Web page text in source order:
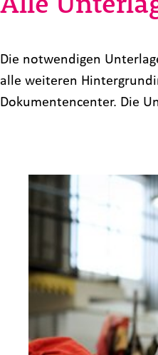
Die notwendigen
alle weiteren
Dokumentencenter. Die